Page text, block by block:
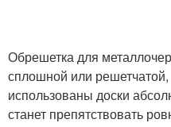
Обрешетка для
сплошной или
использованы доски
станет препятствовать